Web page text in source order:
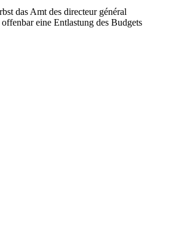
das Amt des direc­teur général
eine Entlastung des Budgets